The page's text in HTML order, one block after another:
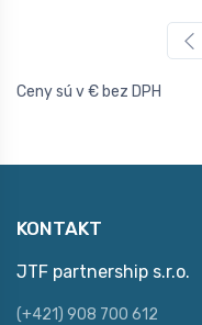
Ceny sú v € bez DPH
KONTAKT
JTF partnership s.r.o.
(+421) 908 700 612